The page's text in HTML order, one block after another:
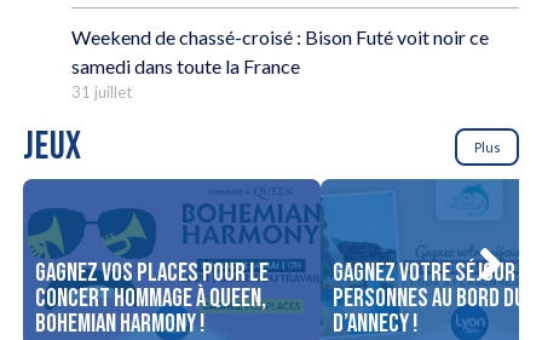
Weekend de chassé-croisé : Bison Futé voit noir ce
samedi dans toute la France
31 juillet
JEUX Plus
Gagnez vos places pour le
concert Hommage à Queen,
Bohemian Harmony !
Gagnez votre séjour
personnes au bord du
d’Annecy !